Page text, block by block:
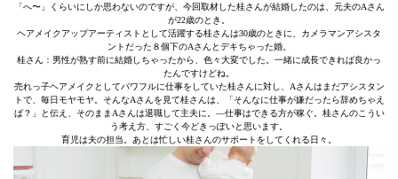
「へ〜」くらいにしか思わないのですが、今回取材した桂さんが結婚したのは、元夫のAさん
が22歳のとき。
ヘアメイクアップアーティストとして活躍する桂さんは30歳のときに、カメラマンアシスタ
ントだった８個下のAさんとデキちゃった婚。
桂さん：男性が熟す前に結婚しちゃったから、色々大変でした。一緒に成長できれば良かっ
たんですけどね。
売れっ子ヘアメイクとしてパワフルに仕事をしていた桂さんに対し、Aさんはまだアシスタン
トで、毎日モヤモヤ。そんなAさんを見て桂さんは、「そんなに仕事が嫌だったら辞めちゃえ
ば？」と伝え、そのままAさんは退職して主夫に。―仕事はできる方が稼ぐ。桂さんのこうい
う考え方、すごく今どきっぽいと思います。
育児は夫の担当。あとは忙しい桂さんのサポートをしてくれる日々。